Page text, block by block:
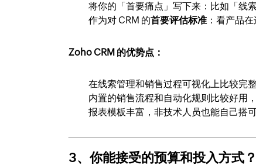
将你的「首要痛点」写下来：比如「线索
作为对 CRM 的首要评估标准 ：看产品
Zoho CRM 的优势点：
在线索管理和销售过程可视化上比较完整
内置的销售流程和自动化规则比较好用
报表模板丰富，非技术人员也能自己搭
3、你能接受的预算和投入方式？